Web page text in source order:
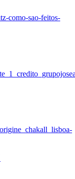
como-sao-feitos-